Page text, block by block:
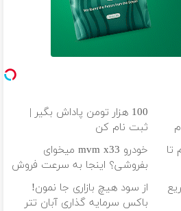
100 هزار تومن پاداش بگیر |
ثبت نام کن
خودرو mvm x33 میخوای
بفروشی؟ اینجا به سرعت فروش
میره
از سود هیچ بازاری جا نمون!
باکس سرمایه گذاری آبان تتر